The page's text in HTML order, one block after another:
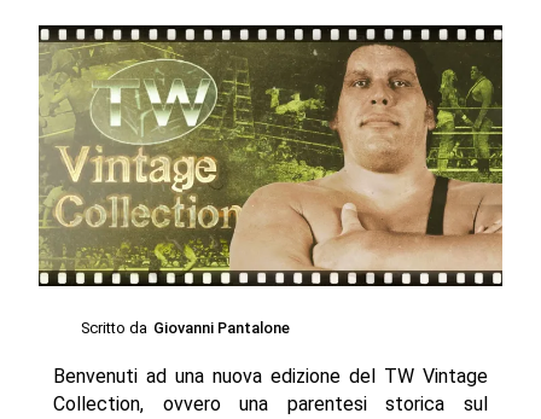
Scritto da Giovanni Pantalone
Benvenuti ad una nuova edizione del TW Vintage
Collection, ovvero una parentesi storica sul